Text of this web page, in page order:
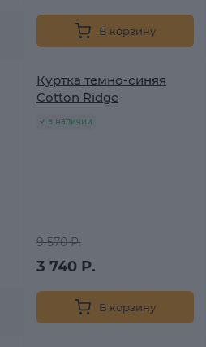
В корзину
Куртка темно-синяя
Cotton Ridge
в наличии
9 570 Р.
3 740 Р.
В корзину